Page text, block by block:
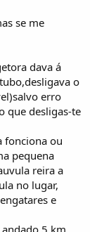
se me
dava á
o
erro
que desligas-te
fonciona ou
pequena
reira a
no lugar,
e